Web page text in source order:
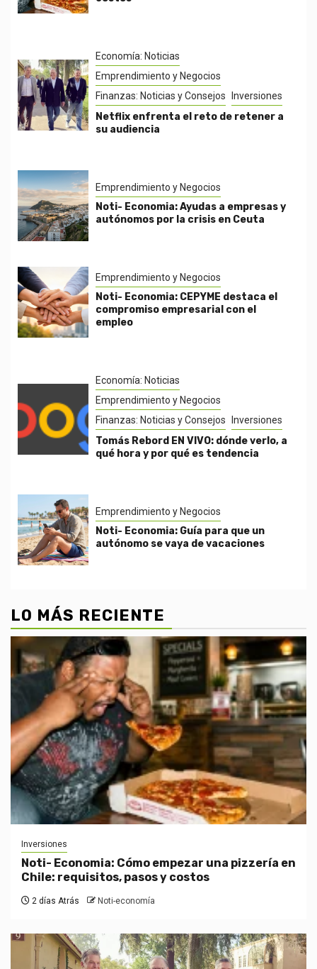
Economía: Noticias
Emprendimiento y Negocios
Finanzas: Noticias y Consejos
Inversiones
Netflix enfrenta el reto de retener a
su audiencia
Emprendimiento y Negocios
Noti- Economia: Ayudas a empresas y
autónomos por la crisis en Ceuta
Emprendimiento y Negocios
Noti- Economia: CEPYME destaca el
compromiso empresarial con el
empleo
Economía: Noticias
Emprendimiento y Negocios
Finanzas: Noticias y Consejos
Inversiones
Tomás Rebord EN VIVO: dónde verlo, a
qué hora y por qué es tendencia
Emprendimiento y Negocios
Noti- Economia: Guía para que un
autónomo se vaya de vacaciones
LO MÁS RECIENTE
Inversiones
Noti- Economia: Cómo empezar una pizzería en
Chile: requisitos, pasos y costos
2 días Atrás Noti-economía